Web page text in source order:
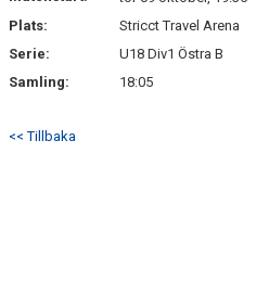
KONTAKT
SPÅNGA U18H INSTAGRAM
Plats:
Stricct Travel Arena
Serie:
U18 Div1 Östra B
Samling:
18:05
<< Tillbaka